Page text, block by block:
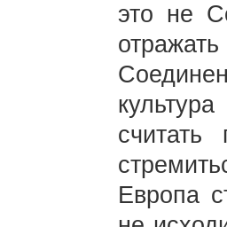
это не
считать
Европа